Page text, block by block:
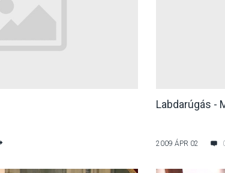
Labdarúgás -
2009 ÁPR 02